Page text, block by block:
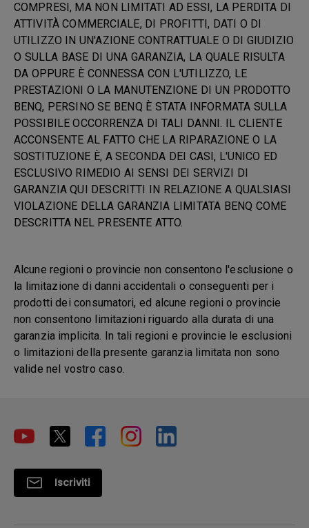
COMPRESI, MA NON LIMITATI AD ESSI, LA PERDITA DI
ATTIVITÀ COMMERCIALE, DI PROFITTI, DATI O DI
UTILIZZO IN UN'AZIONE CONTRATTUALE O DI GIUDIZIO
O SULLA BASE DI UNA GARANZIA, LA QUALE RISULTA
DA OPPURE È CONNESSA CON L'UTILIZZO, LE
PRESTAZIONI O LA MANUTENZIONE DI UN PRODOTTO
BENQ, PERSINO SE BENQ È STATA INFORMATA SULLA
POSSIBILE OCCORRENZA DI TALI DANNI. IL CLIENTE
ACCONSENTE AL FATTO CHE LA RIPARAZIONE O LA
SOSTITUZIONE È, A SECONDA DEI CASI, L'UNICO ED
ESCLUSIVO RIMEDIO AI SENSI DEI SERVIZI DI
GARANZIA QUI DESCRITTI IN RELAZIONE A QUALSIASI
VIOLAZIONE DELLA GARANZIA LIMITATA BENQ COME
DESCRITTA NEL PRESENTE ATTO.
Alcune regioni o provincie non consentono l'esclusione o
la limitazione di danni accidentali o conseguenti per i
prodotti dei consumatori, ed alcune regioni o provincie
non consentono limitazioni riguardo alla durata di una
garanzia implicita. In tali regioni e provincie le esclusioni
o limitazioni della presente garanzia limitata non sono
valide nel vostro caso.
Iscriviti